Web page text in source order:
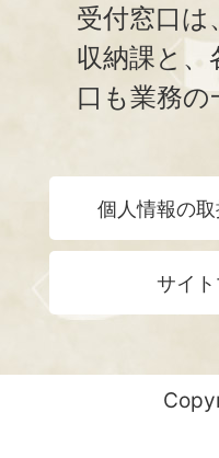
受付窓口は
収納課と、
口も業務の
個人情報の
サイ